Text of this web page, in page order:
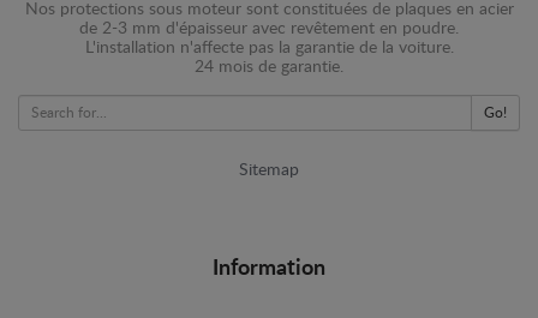
Nos protections sous moteur sont constituées de plaques en acier
de 2-3 mm d'épaisseur avec revêtement en poudre.
L'installation n'affecte pas la garantie de la voiture.
24 mois de garantie.
Go!
Sitemap
Information